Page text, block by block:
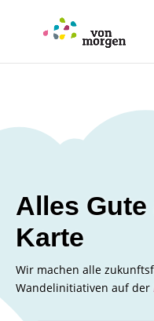
Alles
Karte
Wir machen alle
Wandelinitiativen auf der